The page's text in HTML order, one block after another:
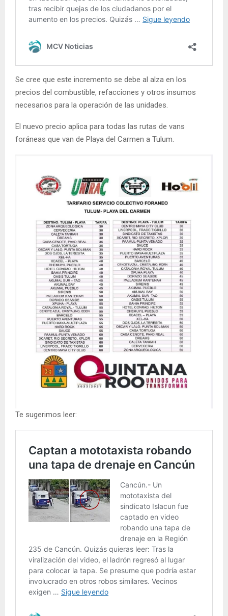
Se cree que este incremento se debe al alza en los
precios del combustible, refacciones y otros insumos
necesarios para la operación de las unidades.
El nuevo precio aplica para todas las rutas de vans
foráneas que van de Playa del Carmen a Tulum.
Te sugerimos leer: